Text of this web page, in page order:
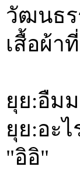
วัฒนธ
เสื้อผ้าที่
ยุย:อืม
ยุย:อะไ
"อิอิ"